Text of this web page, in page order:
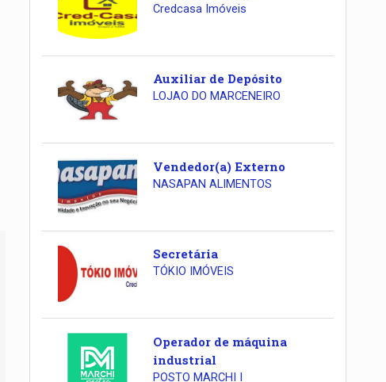
Credcasa Imóveis
Auxiliar de Depósito
LOJAO DO MARCENEIRO
Vendedor(a) Externo
NASAPAN ALIMENTOS
Secretária
TÓKIO IMÓVEIS
Operador de máquina
industrial
POSTO MARCHI I